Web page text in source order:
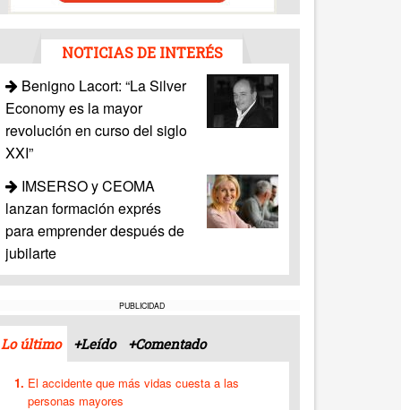
NOTICIAS DE INTERÉS
Benigno Lacort: “La Silver
Economy es la mayor
revolución en curso del siglo
XXI”
IMSERSO y CEOMA
lanzan formación exprés
para emprender después de
jubilarte
PUBLICIDAD
Lo último +Leído +Comentado
El accidente que más vidas cuesta a las
personas mayores